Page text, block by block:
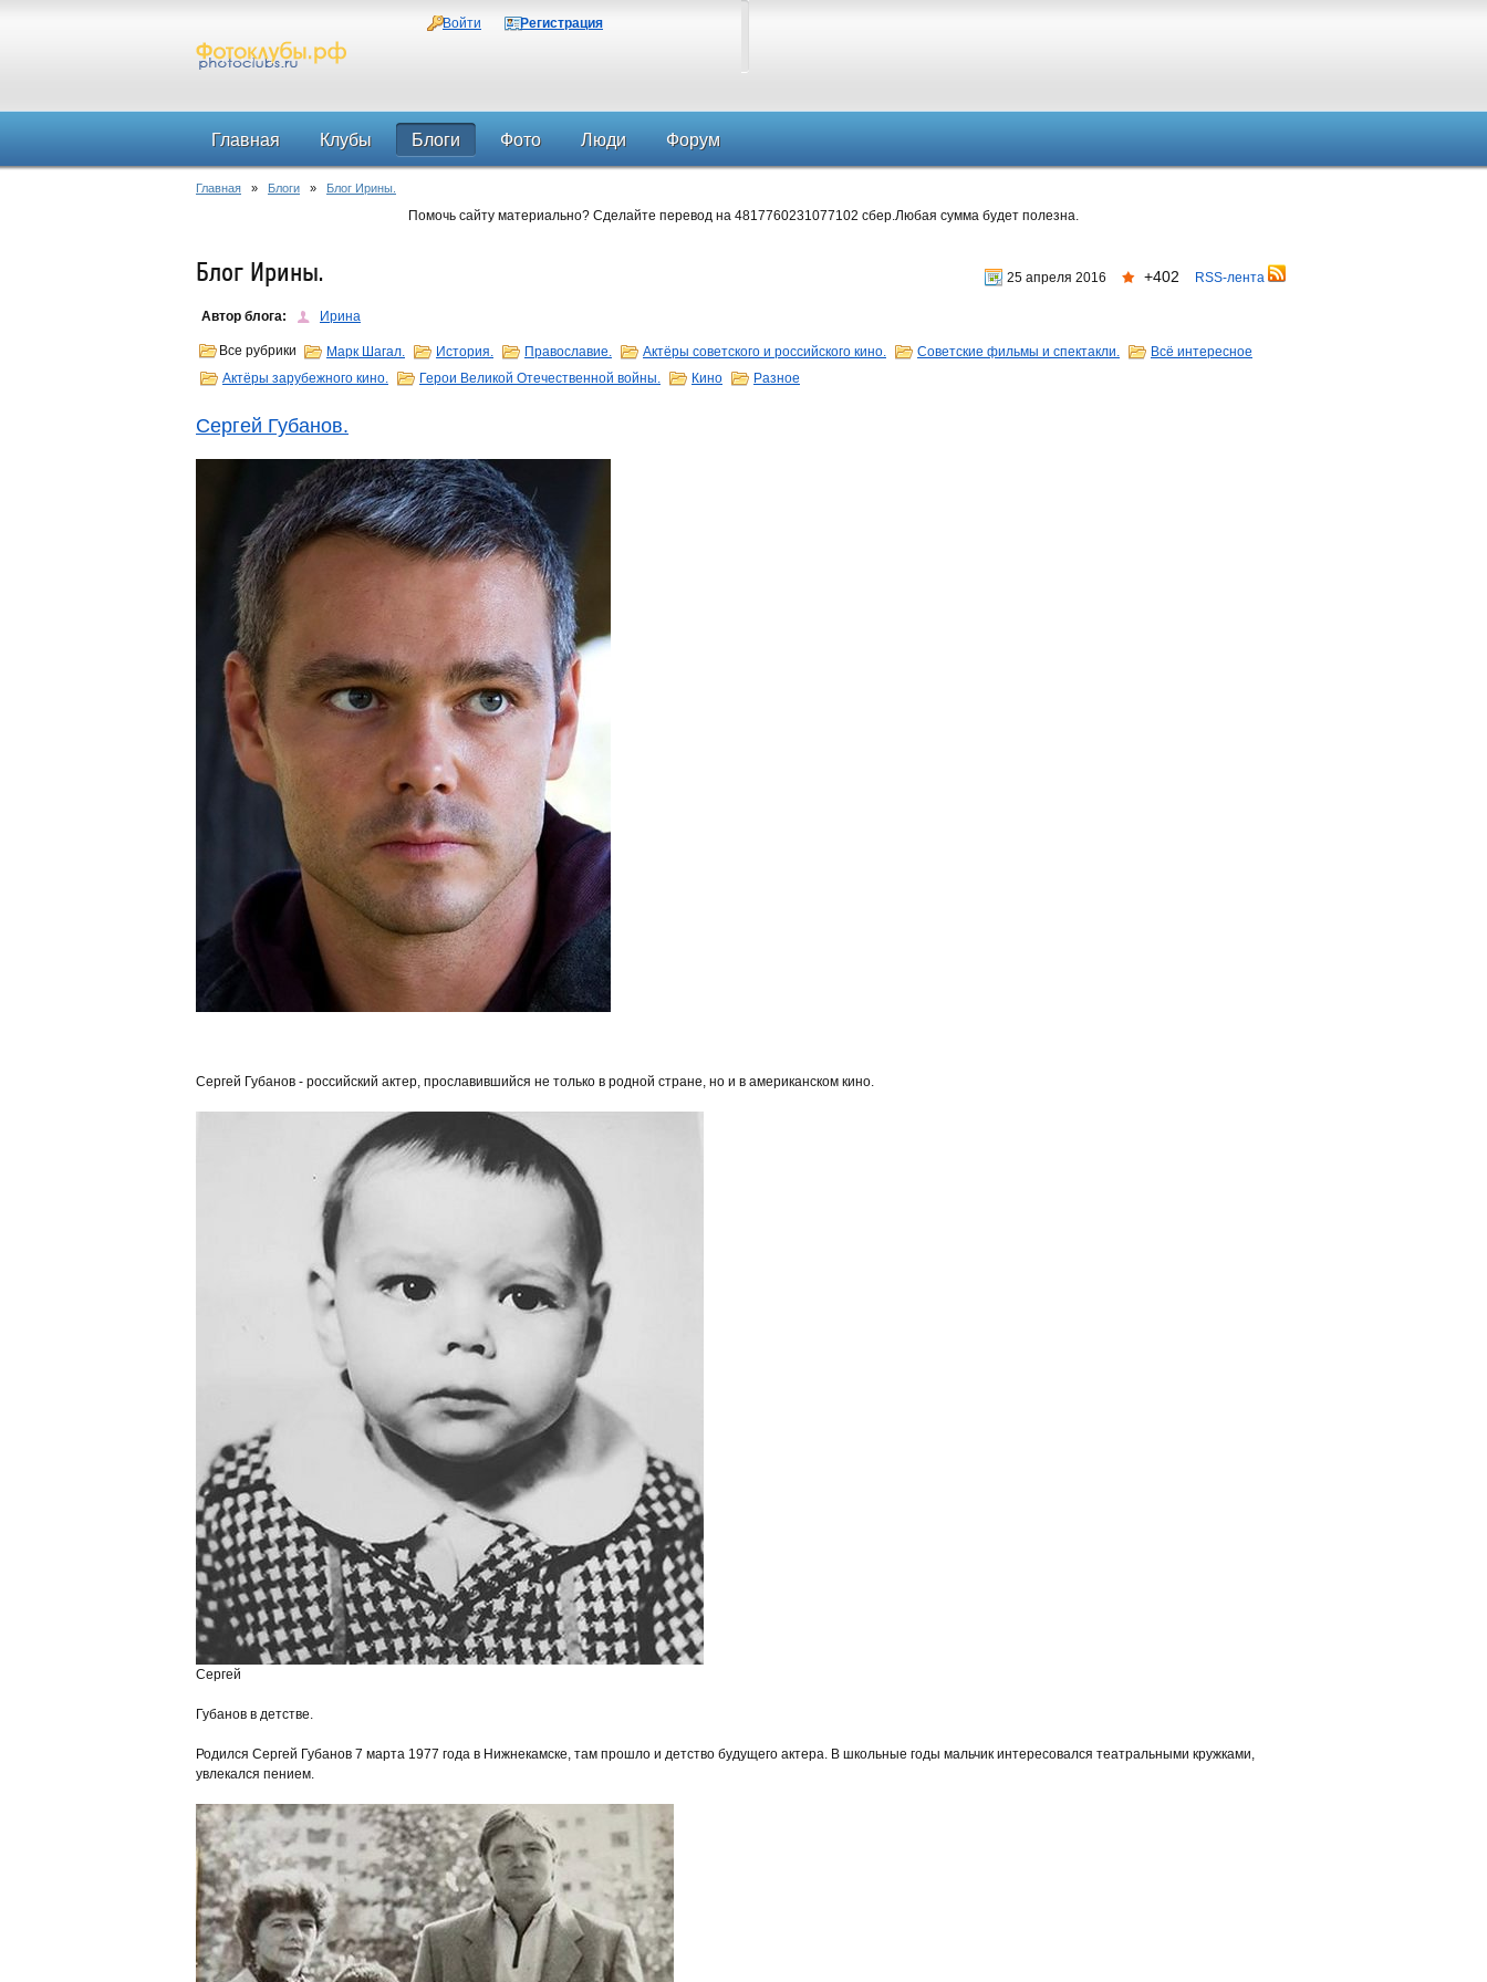
Войти Регистрация
Главная Клубы Блоги Фото Люди Форум
Главная » Блоги » Блог Ирины.
Помочь сайту материально? Сделайте перевод на 4817760231077102 сбер.Любая сумма будет полезна.
25 апреля 2016 +402 RSS-лента
Блог Ирины.
Автор блога: Ирина
Все рубрики Марк Шагал. История. Православие. Актёры советского и российского кино. Советские фильмы и спектакли.
Всё интересное
Актёры зарубежного кино.
Герои Великой Отечественной войны. Кино Разное
Сергей Губанов.
Сергей Губанов - российский актер, прославившийся не только в родной стране, но и в американском кино.
Сергей
Губанов в детстве.
Родился Сергей Губанов 7 марта 1977 года в Нижнекамске, там прошло и детство будущего актера. В школьные годы мальчик интересовался театральными кружками,
увлекался пением.